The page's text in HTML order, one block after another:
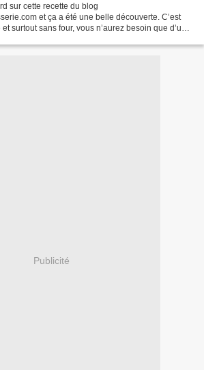
sur cette recette du blog
et ça a été une belle découverte. C’est
surtout sans four, vous n’aurez besoin que d’un
Publicité